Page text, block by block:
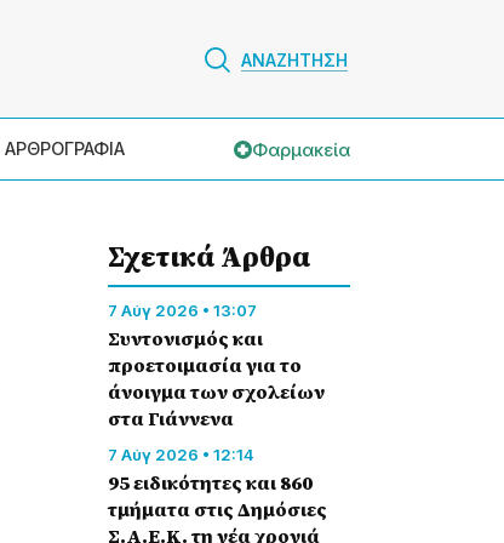
ΑΝΑΖΗΤΗΣΗ
ΑΡΘΡΟΓΡΑΦΙΑ Φαρμακεία
Σχετικά Άρθρα
7 Αύγ 2026 • 13:07
Συντονισμός και
προετοιμασία για το
άνοιγμα των σχολείων
στα Γιάννενα
7 Αύγ 2026 • 12:14
95 ειδικότητες και 860
τμήματα στις Δημόσιες
Σ.Α.Ε.Κ. τη νέα χρονιά